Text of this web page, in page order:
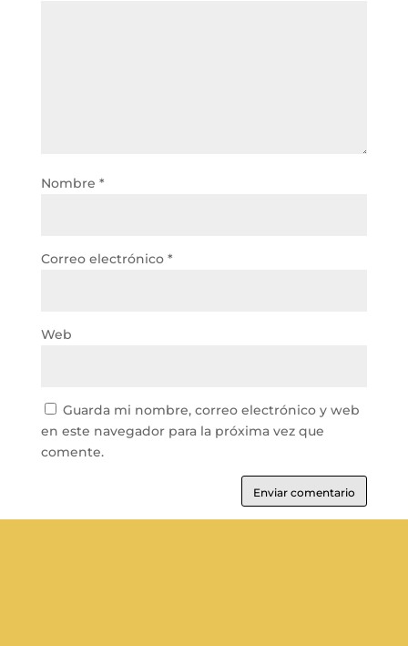
Nombre *
Correo electrónico *
Web
Guarda mi nombre, correo electrónico y web
en este navegador para la próxima vez que
comente.